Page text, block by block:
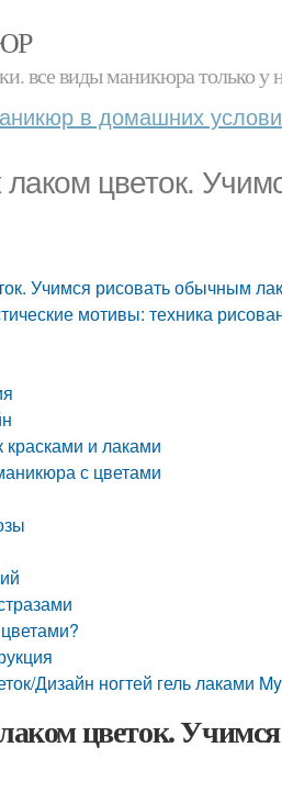
все виды маникюра только у
в домашних
лаком цветок.
Учимся рисовать обычным
мотивы: техника
и лаками
с цветами
Дизайн ногтей гель лаками
цветок.